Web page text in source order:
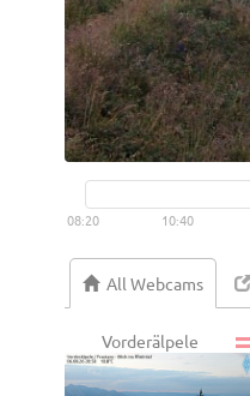
08:20 10:40
All Webcams
Vorderälpele